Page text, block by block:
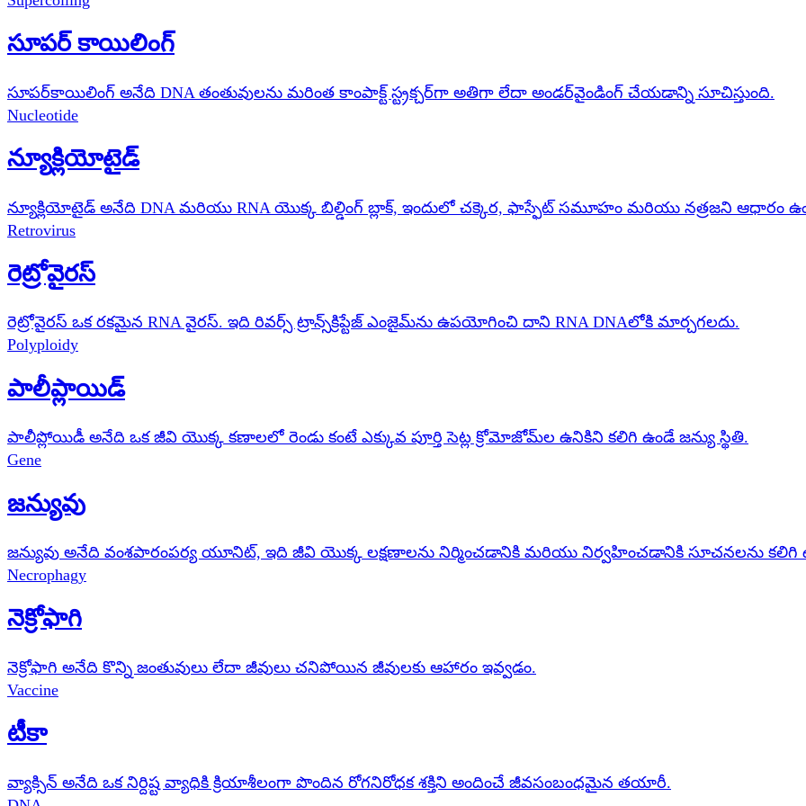
సూపర్ కాయిలింగ్
సూపర్‌కాయిలింగ్ అనేది DNA తంతువులను మరింత కాంపాక్ట్ స్ట్రక్చర్‌గా అతిగా లేదా అండర్‌వైండింగ్ చేయడాన్ని సూచిస్తుంది.
Nucleotide
న్యూక్లియోటైడ్
న్యూక్లియోటైడ్ అనేది DNA మరియు RNA యొక్క బిల్డింగ్ బ్లాక్, ఇందులో చక్కెర, ఫాస్ఫేట్ సమూహం మరియు నత్రజని ఆధారం
Retrovirus
రెట్రోవైరస్
రెట్రోవైరస్ ఒక రకమైన RNA వైరస్. ఇది రివర్స్ ట్రాన్స్‌క్రిప్టేజ్ ఎంజైమ్‌ను ఉపయోగించి దాని RNA DNAలోకి మార్చగలదు.
Polyploidy
పాలీప్లాయిడ్
పాలీప్లోయిడీ అనేది ఒక జీవి యొక్క కణాలలో రెండు కంటే ఎక్కువ పూర్తి సెట్ల క్రోమోజోమ్‌ల ఉనికిని కలిగి ఉండే జన్యు స్థితి.
Gene
జన్యువు
జన్యువు అనేది వంశపారంపర్య యూనిట్, ఇది జీవి యొక్క లక్షణాలను నిర్మించడానికి మరియు నిర్వహించడానికి సూచనలను కలిగి
Necrophagy
నెక్రోఫాగి
నెక్రోఫాగి అనేది కొన్ని జంతువులు లేదా జీవులు చనిపోయిన జీవులకు ఆహారం ఇవ్వడం.
Vaccine
టీకా
వ్యాక్సిన్ అనేది ఒక నిర్దిష్ట వ్యాధికి క్రియాశీలంగా పొందిన రోగనిరోధక శక్తిని అందించే జీవసంబంధమైన తయారీ.